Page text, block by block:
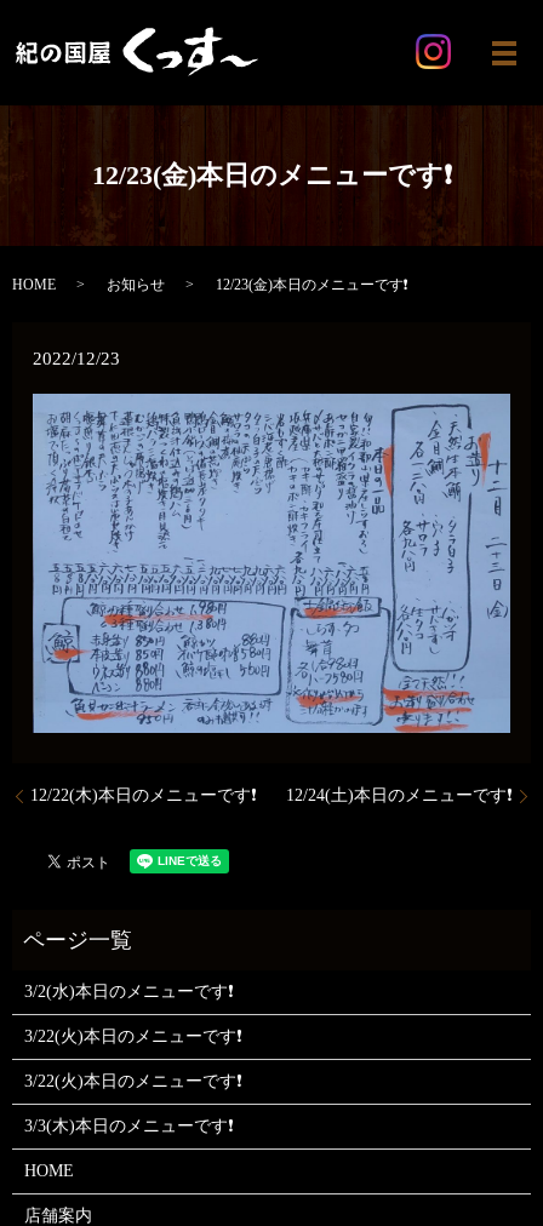
メ
12/23(金)本日のメニューです❗
HOME お知らせ 12/23(金)本日のメニューです❗
2022/12/23
12/22(木)本日のメニューです❗ 12/24(土)本日のメニューです❗
3/2(水)本日のメニューです❗
3/22(火)本日のメニューです❗
3/22(火)本日のメニューです❗
3/3(木)本日のメニューです❗
HOME
店舗案内